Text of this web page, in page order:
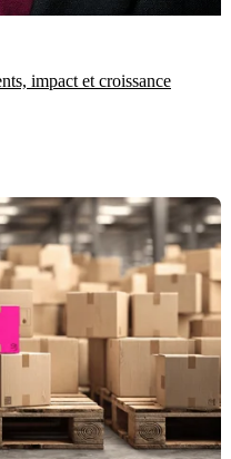
impact et croissance